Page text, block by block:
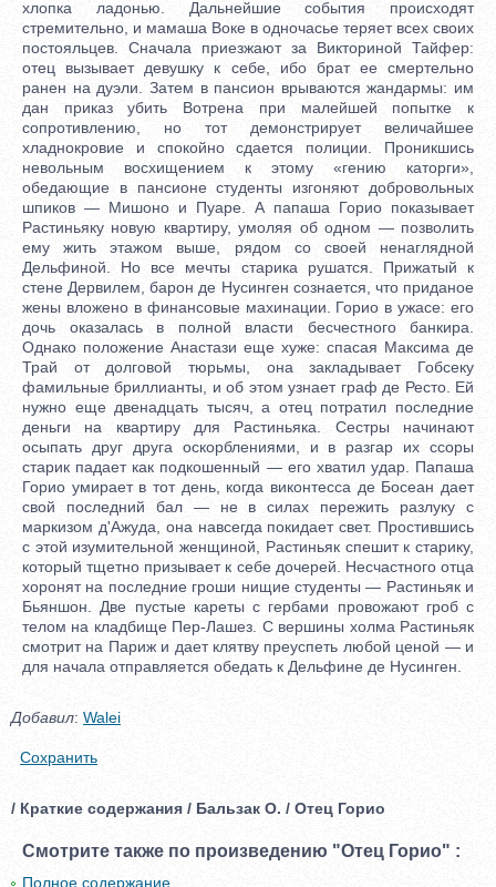
хлопка ладонью. Дальнейшие события происходят
стремительно, и мамаша Воке в одночасье теряет всех своих
постояльцев. Сначала приезжают за Викториной Тайфер:
отец вызывает девушку к себе, ибо брат ее смертельно
ранен на дуэли. Затем в пансион врываются жандармы: им
дан приказ убить Вотрена при малейшей попытке к
сопротивлению, но тот демонстрирует величайшее
хладнокровие и спокойно сдается полиции. Проникшись
невольным восхищением к этому «гению каторги»,
обедающие в пансионе студенты изгоняют добровольных
шпиков — Мишоно и Пуаре. А папаша Горио показывает
Растиньяку новую квартиру, умоляя об одном — позволить
ему жить этажом выше, рядом со своей ненаглядной
Дельфиной. Но все мечты старика рушатся. Прижатый к
стене Дервилем, барон де Нусинген сознается, что приданое
жены вложено в финансовые махинации. Горио в ужасе: его
дочь оказалась в полной власти бесчестного банкира.
Однако положение Анастази еще хуже: спасая Максима де
Трай от долговой тюрьмы, она закладывает Гобсеку
фамильные бриллианты, и об этом узнает граф де Ресто. Ей
нужно еще двенадцать тысяч, а отец потратил последние
деньги на квартиру для Растиньяка. Сестры начинают
осыпать друг друга оскорблениями, и в разгар их ссоры
старик падает как подкошенный — его хватил удар. Папаша
Горио умирает в тот день, когда виконтесса де Босеан дает
свой последний бал — не в силах пережить разлуку с
маркизом д'Ажуда, она навсегда покидает свет. Простившись
с этой изумительной женщиной, Растиньяк спешит к старику,
который тщетно призывает к себе дочерей. Несчастного отца
хоронят на последние гроши нищие студенты — Растиньяк и
Бьяншон. Две пустые кареты с гербами провожают гроб с
телом на кладбище Пер-Лашез. С вершины холма Растиньяк
смотрит на Париж и дает клятву преуспеть любой ценой — и
для начала отправляется обедать к Дельфине де Нусинген.
Добавил: Walei
Сохранить
/ Краткие содержания / Бальзак О. / Отец Горио
Смотрите также по произведению "Отец Горио" :
Полное содержание